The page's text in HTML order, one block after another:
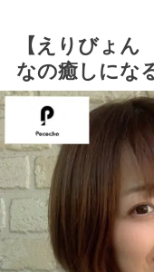
【えりびょ
なの癒しにな